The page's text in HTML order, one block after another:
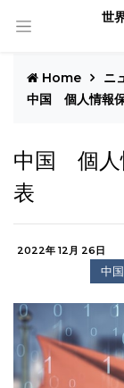
世
Home
ニ
中国 個人情報
中国 個人
表
2022年 12月 26日
中国